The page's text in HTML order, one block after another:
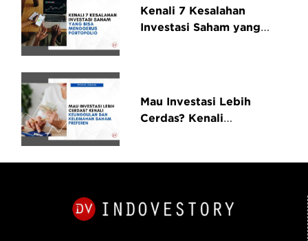
Kenali 7 Kesalahan
Investasi Saham yang
Mau Investasi Lebih
Cerdas? Kenali